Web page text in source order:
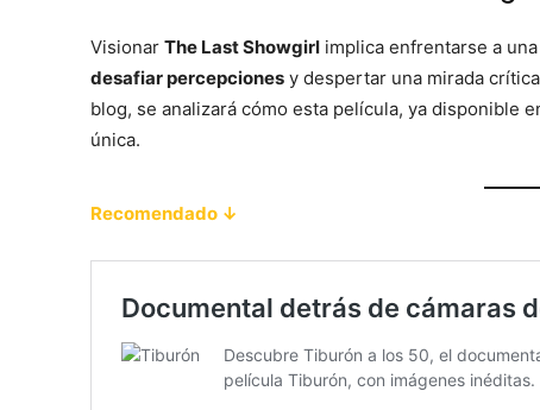
Visionar The Last Showgirl implica enfrentarse a
desafiar percepciones y despertar una mirada
blog, se analizará cómo esta película, ya disponible
única.
Recomendado ↓